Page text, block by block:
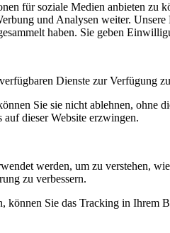
für soziale Medien anbieten
und Analysen weiter.
haben. Sie geben
Dienste zur Verfügung
Sie sie nicht ablehnen, ohne
dieser Website erzwingen.
werden, um zu verstehen,
zu verbessern.
können Sie das Tracking in Ihrem